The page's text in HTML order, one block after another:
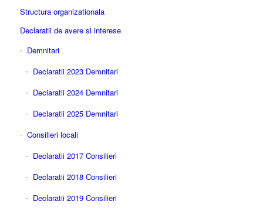
Structura organizationala
Declaratii de avere si interese
Demnitari
Declaratii 2023 Demnitari
Declaratii 2024 Demnitari
Declaratii 2025 Demnitari
Consilieri locali
Declaratii 2017 Consilieri
Declaratii 2018 Consilieri
Declaratii 2019 Consilieri